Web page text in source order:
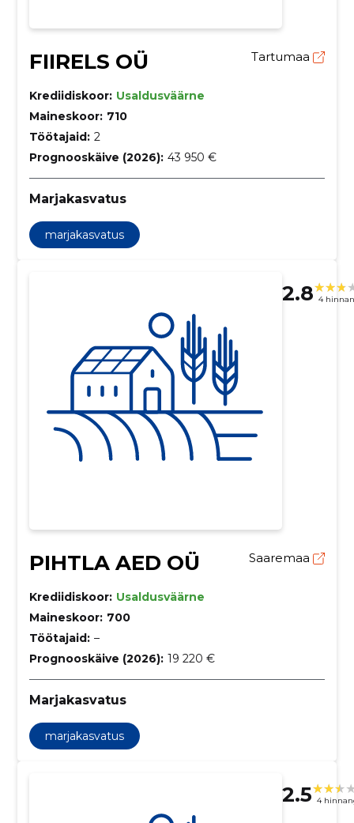
FIIRELS OÜ Tartumaa
Krediidiskoor: Usaldusväärne
Maineskoor: 710
Töötajaid: 2
Prognooskäive (2026): 43 950 €
Marjakasvatus
marjakasvatus
2.8 4
PIHTLA AED OÜ Saaremaa
Krediidiskoor: Usaldusväärne
Maineskoor: 700
Töötajaid: –
Prognooskäive (2026): 19 220 €
Marjakasvatus
marjakasvatus
2.5 4